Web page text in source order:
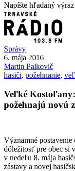
Napíšte hľadaný výraz
Správy
6. mája 2016
Martin Palkovič
hasiči, požehnanie,
Veľké
požehnajú novú
Významné
dôležitosť pre obec si
v nedeľu 8. mája
zástavy a novej